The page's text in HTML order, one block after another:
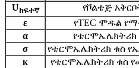
Uከፍተኛ የቮልቴጅ
ε
የTEC ሞዱል
α
የቴርሞኤሌክትሪክ
σ
የቴርሞኤሌክትሪክ ቁስ
κ
የቴርሞኤሌክትሪክ ቁስ